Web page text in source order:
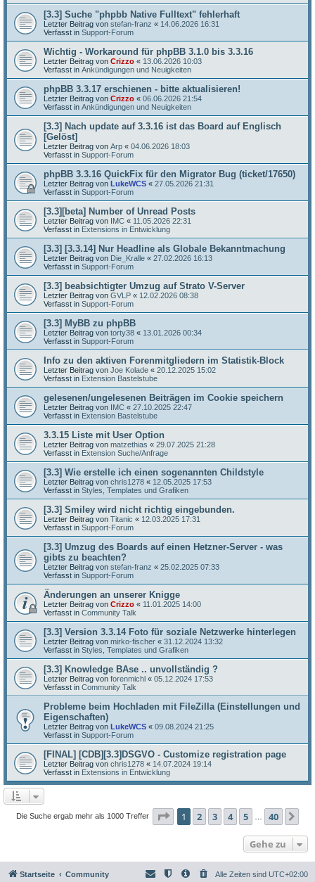
[3.3] Suche "phpbb Native Fulltext" fehlerhaft
Letzter Beitrag von stefan-franz « 14.06.2026 16:31
Verfasst in Support-Forum
Wichtig - Workaround für phpBB 3.1.0 bis 3.3.16
Letzter Beitrag von Crizzo « 13.06.2026 10:03
Verfasst in Ankündigungen und Neuigkeiten
phpBB 3.3.17 erschienen - bitte aktualisieren!
Letzter Beitrag von Crizzo « 06.06.2026 21:54
Verfasst in Ankündigungen und Neuigkeiten
[3.3] Nach update auf 3.3.16 ist das Board auf Englisch
[Gelöst]
Letzter Beitrag von Arp « 04.06.2026 18:03
Verfasst in Support-Forum
phpBB 3.3.16 QuickFix für den Migrator Bug (ticket/17650)
Letzter Beitrag von LukeWCS « 27.05.2026 21:31
Verfasst in Support-Forum
[3.3][beta] Number of Unread Posts
Letzter Beitrag von IMC « 11.05.2026 22:31
Verfasst in Extensions in Entwicklung
[3.3] [3.3.14] Nur Headline als Globale Bekanntmachung
Letzter Beitrag von Die_Kralle « 27.02.2026 16:13
Verfasst in Support-Forum
[3.3] beabsichtigter Umzug auf Strato V-Server
Letzter Beitrag von GVLP « 12.02.2026 08:38
Verfasst in Support-Forum
[3.3] MyBB zu phpBB
Letzter Beitrag von torty38 « 13.01.2026 00:34
Verfasst in Support-Forum
Info zu den aktiven Forenmitgliedern im Statistik-Block
Letzter Beitrag von Joe Kolade « 20.12.2025 15:02
Verfasst in Extension Bastelstube
gelesenen/ungelesenen Beiträgen im Cookie speichern
Letzter Beitrag von IMC « 27.10.2025 22:47
Verfasst in Extension Bastelstube
3.3.15 Liste mit User Option
Letzter Beitrag von matzethias « 29.07.2025 21:28
Verfasst in Extension Suche/Anfrage
[3.3] Wie erstelle ich einen sogenannten Childstyle
Letzter Beitrag von chris1278 « 12.05.2025 17:53
Verfasst in Styles, Templates und Grafiken
[3.3] Smiley wird nicht richtig eingebunden.
Letzter Beitrag von Titanic « 12.03.2025 17:31
Verfasst in Support-Forum
[3.3] Umzug des Boards auf einen Hetzner-Server - was
gibts zu beachten?
Letzter Beitrag von stefan-franz « 25.02.2025 07:33
Verfasst in Support-Forum
Änderungen an unserer Knigge
Letzter Beitrag von Crizzo « 11.01.2025 14:00
Verfasst in Community Talk
[3.3] Version 3.3.14 Foto für soziale Netzwerke hinterlegen
Letzter Beitrag von mirko-fischer « 31.12.2024 13:32
Verfasst in Styles, Templates und Grafiken
[3.3] Knowledge BAse .. unvollständig ?
Letzter Beitrag von forenmichl « 05.12.2024 17:53
Verfasst in Community Talk
Probleme beim Hochladen mit FileZilla (Einstellungen und
Eigenschaften)
Letzter Beitrag von LukeWCS « 09.08.2024 21:25
Verfasst in Support-Forum
[FINAL] [CDB][3.3]DSGVO - Customize registration page
Letzter Beitrag von chris1278 « 14.07.2024 19:14
Verfasst in Extensions in Entwicklung
Die Suche ergab mehr als 1000 Treffer Seite 1von 40
1 2 3 4 5 40
Gehe zu
Startseite Community Alle Zeiten sind UTC+02:00